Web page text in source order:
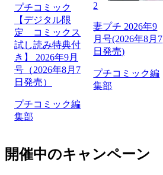
プチコミック
【デジタル限
定 コミックス
試し読み特典付
き】 2026年9月
号（2026年8月7
日発売）
プチコミック編
集部
2
妻プチ 2026年9
月号(2026年8月7
日発売)
プチコミック編
集部
開催中のキャンペーン